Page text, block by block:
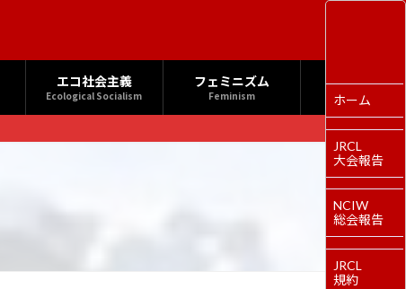
エコ社会主義
Ecological Socialism
フェミニズム
Feminism ホーム
JRCL
大会報告
NCIW
総会報告
JRCL
規約